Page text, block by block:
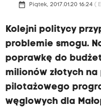
date_range Piątek, 2017.01.20 16:24 (
Kolejni politycy
problemie smogu.
poprawkę do
milionów złotych
pilotażowego
węglowych dla